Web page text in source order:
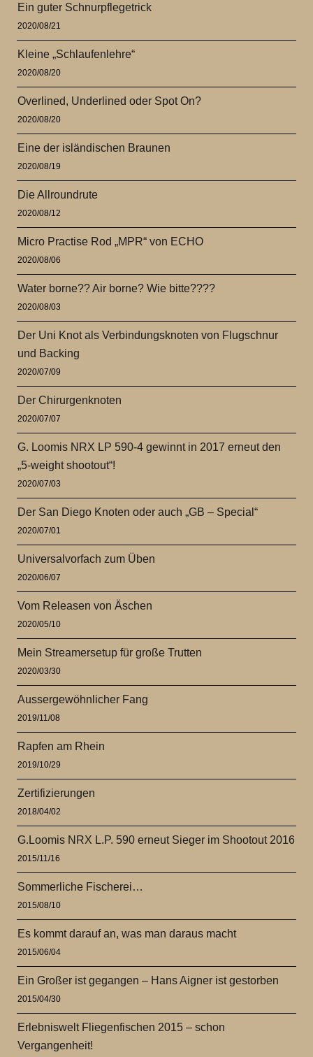
Ein guter Schnurpflegetrick
2020/08/21
Kleine „Schlaufenlehre“
2020/08/20
Overlined, Underlined oder Spot On?
2020/08/20
Eine der isländischen Braunen
2020/08/19
Die Allroundrute
2020/08/12
Micro Practise Rod „MPR“ von ECHO
2020/08/06
Water borne?? Air borne? Wie bitte????
2020/08/03
Der Uni Knot als Verbindungsknoten von Flugschnur
und Backing
2020/07/09
Der Chirurgenknoten
2020/07/07
G. Loomis NRX LP 590-4 gewinnt in 2017 erneut den
„5-weight shootout“!
2020/07/03
Der San Diego Knoten oder auch „GB – Special“
2020/07/01
Universalvorfach zum Üben
2020/06/07
Vom Releasen von Äschen
2020/05/10
Mein Streamersetup für große Trutten
2020/03/30
Aussergewöhnlicher Fang
2019/11/08
Rapfen am Rhein
2019/10/29
Zertifizierungen
2018/04/02
G.Loomis NRX L.P. 590 erneut Sieger im Shootout 2016
2015/11/16
Sommerliche Fischerei…
2015/08/10
Es kommt darauf an, was man daraus macht
2015/06/04
Ein Großer ist gegangen – Hans Aigner ist gestorben
2015/04/30
Erlebniswelt Fliegenfischen 2015 – schon
Vergangenheit!